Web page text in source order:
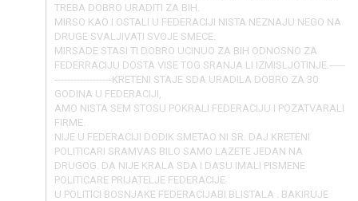
TREBA DOBRO URADITI ZA BIH.
MIRSO KAO I OSTALI U FEDERACIJI NISTA NEZNAJU NEGO NA
DRUGE SVALJIVATI SVOJE SMECE.
MIRSADE STASI TI DOBRO UCINUO ZA BIH ODNOSNO ZA
FEDERRACIJU DOSTA VISE TOG SRANJA LI IZMISLJOTINJE.-----
------------------KRETENI STAJE SDA URADILA DOBRO ZA 30
GODINA U FEDERACIJI,
AMO NISTA SEM STOSU POKRALI FEDERACIJU I POZATVARALI
FIRME.
NIJE U FEDERACIJI DODIK SMETAO NI SR. DAJ KRETENI
POLITICARI SRAMVAS BILO SAMO LAZETE JEDAN NA
DRUGOG. DA NIJE KRALA SDA I DASU IMALI PISMENE
POLITICARE PRIJATELJE FEDERACIJE
U POLITICI BOSNJAKE FEDERACIJABI BLISTALA . BAKIRUJE